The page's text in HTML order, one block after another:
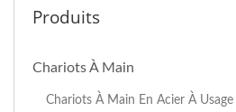
Produits
Chariots À Main
Chariots À Main En Acier À Usage